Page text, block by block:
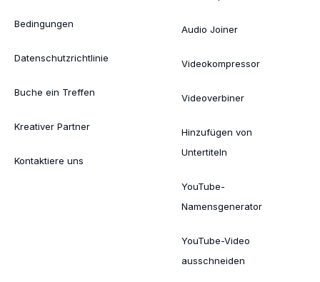
Bedingungen
Datenschutzrichtlinie
Buche ein Treffen
Kreativer Partner
Kontaktiere uns
Audio Joiner
Videokompressor
Videoverbiner
Hinzufügen von
Untertiteln
YouTube-
Namensgenerator
YouTube-Video
ausschneiden